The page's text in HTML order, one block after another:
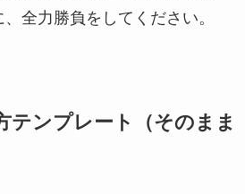
全力勝負をしてください。
テンプレート（そのまま